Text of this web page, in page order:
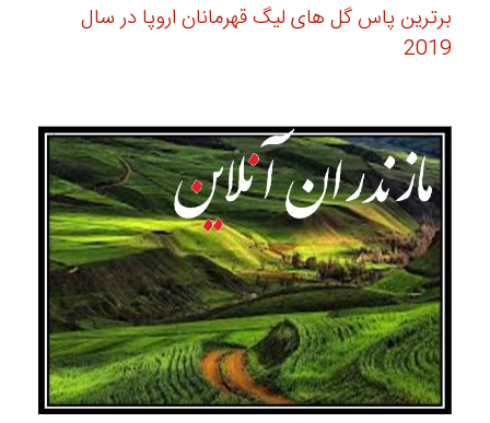
برترین پاس گل های لیگ قهرمانان اروپا در سال
2019